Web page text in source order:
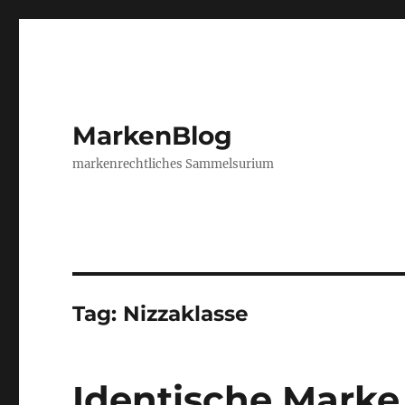
MarkenBlog
markenrechtliches Sammelsurium
Tag: Nizzaklasse